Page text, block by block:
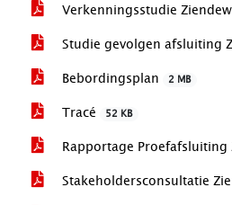
Verkenningsstudie
Studie gevolgen afsluiting
Bebordingsplan 2 MB
Tracé 52 KB
Rapportage Proefafsluiting
Stakeholdersconsultatie